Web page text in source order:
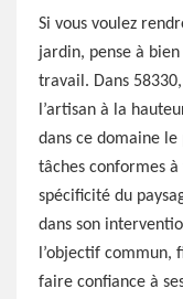
Si vous voulez
jardin, pense à
travail. Dans
l’artisan à la
dans ce domaine
tâches conformes à
spécificité du
dans son
l’objectif commun,
faire confiance à